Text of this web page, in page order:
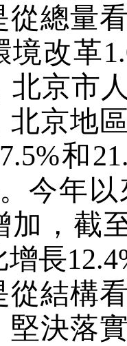
從總量
境改革
北京市
北京地
和
。今年
加，截
增長
從結構
堅決落